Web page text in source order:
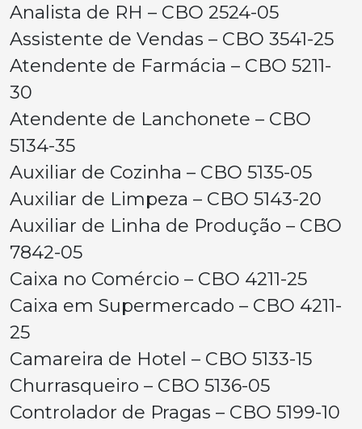
Analista de RH – CBO 2524-05
Assistente de Vendas – CBO 3541-25
Atendente de Farmácia – CBO 5211-
30
Atendente de Lanchonete – CBO
5134-35
Auxiliar de Cozinha – CBO 5135-05
Auxiliar de Limpeza – CBO 5143-20
Auxiliar de Linha de Produção – CBO
7842-05
Caixa no Comércio – CBO 4211-25
Caixa em Supermercado – CBO 4211-
25
Camareira de Hotel – CBO 5133-15
Churrasqueiro – CBO 5136-05
Controlador de Pragas – CBO 5199-10